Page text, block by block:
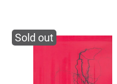
Sold out